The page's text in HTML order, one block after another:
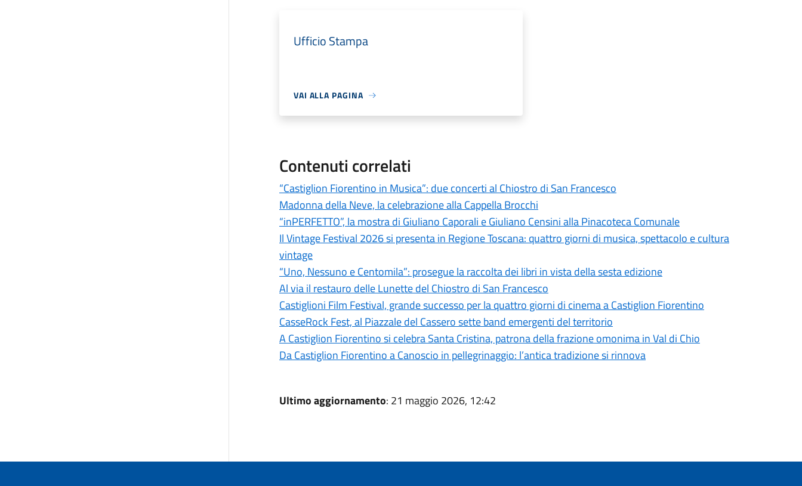
Ufficio Stampa
VAI ALLA PAGINA
Contenuti correlati
“Castiglion Fiorentino in Musica”: due concerti al Chiostro di San Francesco
Madonna della Neve, la celebrazione alla Cappella Brocchi
“inPERFETTO”, la mostra di Giuliano Caporali e Giuliano Censini alla Pinacoteca Comunale
Il Vintage Festival 2026 si presenta in Regione Toscana: quattro giorni di musica, spettacolo e cultura
vintage
“Uno, Nessuno e Centomila”: prosegue la raccolta dei libri in vista della sesta edizione
Al via il restauro delle Lunette del Chiostro di San Francesco
Castiglioni Film Festival, grande successo per la quattro giorni di cinema a Castiglion Fiorentino
CasseRock Fest, al Piazzale del Cassero sette band emergenti del territorio
A Castiglion Fiorentino si celebra Santa Cristina, patrona della frazione omonima in Val di Chio
Da Castiglion Fiorentino a Canoscio in pellegrinaggio: l’antica tradizione si rinnova
Ultimo aggiornamento: 21 maggio 2026, 12:42